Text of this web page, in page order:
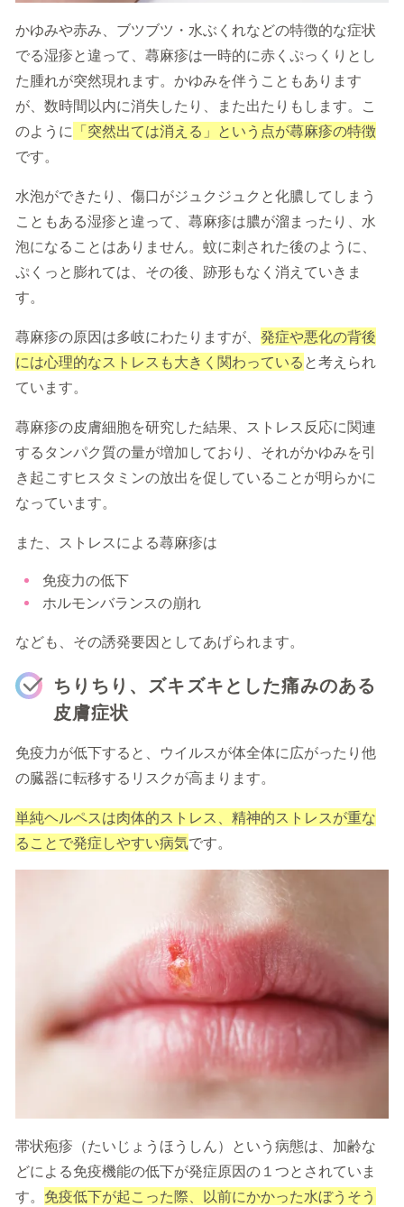
かゆみや赤み、ブツブツ・水ぶくれなどの特徴的な症状
でる湿疹と違って、蕁麻疹は一時的に赤くぷっくりとし
た腫れが突然現れます。かゆみを伴うこともあります
が、数時間以内に消失したり、また出たりもします。こ
のように 「突然出ては消える」という点が蕁麻疹の特徴
です。
水泡ができたり、傷口がジュクジュクと化膿してしまう
こともある湿疹と違って、蕁麻疹は膿が溜まったり、水
泡になることはありません。蚊に刺された後のように、
ぷくっと膨れては、その後、跡形もなく消えていきま
す。
蕁麻疹の原因は多岐にわたりますが、 発症や悪化の背後
には心理的なストレスも大きく関わっている と考えられ
ています。
蕁麻疹の皮膚細胞を研究した結果、ストレス反応に関連
するタンパク質の量が増加しており、それがかゆみを引
き起こすヒスタミンの放出を促していることが明らかに
なっています。
また、ストレスによる蕁麻疹は
免疫力の低下
ホルモンバランスの崩れ
なども、その誘発要因としてあげられます。
ちりちり、ズキズキとした痛みのある
皮膚症状
免疫力が低下すると、ウイルスが体全体に広がったり他
の臓器に転移するリスクが高まります。
単純ヘルペスは肉体的ストレス、精神的ストレスが重な
ることで発症しやすい病気です。
帯状疱疹（たいじょうほうしん）という病態は、加齢な
どによる免疫機能の低下が発症原因の１つとされていま
す。 免疫低下が起こった際、以前にかかった水ぼうそう